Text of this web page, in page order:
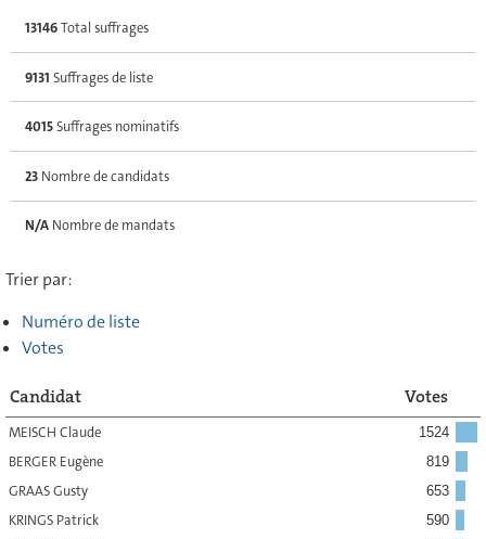
13146Total suffrages
9131 Suffrages de liste
4015Suffrages nominatifs
23Nombre de candidats
N/ANombre de mandats
Trier par:
Numéro de liste
Votes
Candidat Votes
MEISCH Claude 1524
BERGER Eugène 819
GRAAS Gusty 653
KRINGS Patrick 590